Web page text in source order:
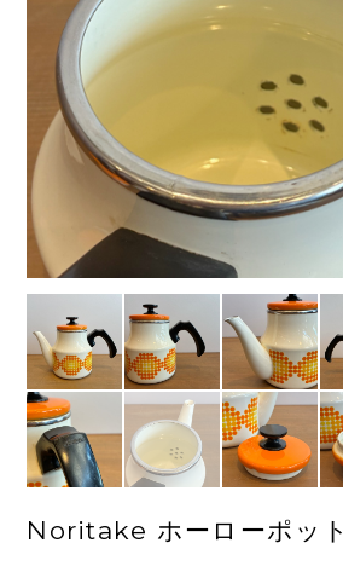
Noritake ホーローポット